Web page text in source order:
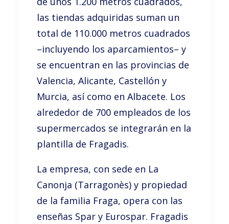
las tiendas adquiridas suman un
total de 110.000 metros cuadrados
–incluyendo los aparcamientos– y
se encuentran en las provincias de
Valencia, Alicante, Castellón y
Murcia, así como en Albacete. Los
alrededor de 700 empleados de los
supermercados se integrarán en la
plantilla de Fragadis.
La empresa, con sede en La
Canonja (Tarragonès) y propiedad
de la familia Fraga, opera con las
enseñas Spar y Eurospar. Fragadis